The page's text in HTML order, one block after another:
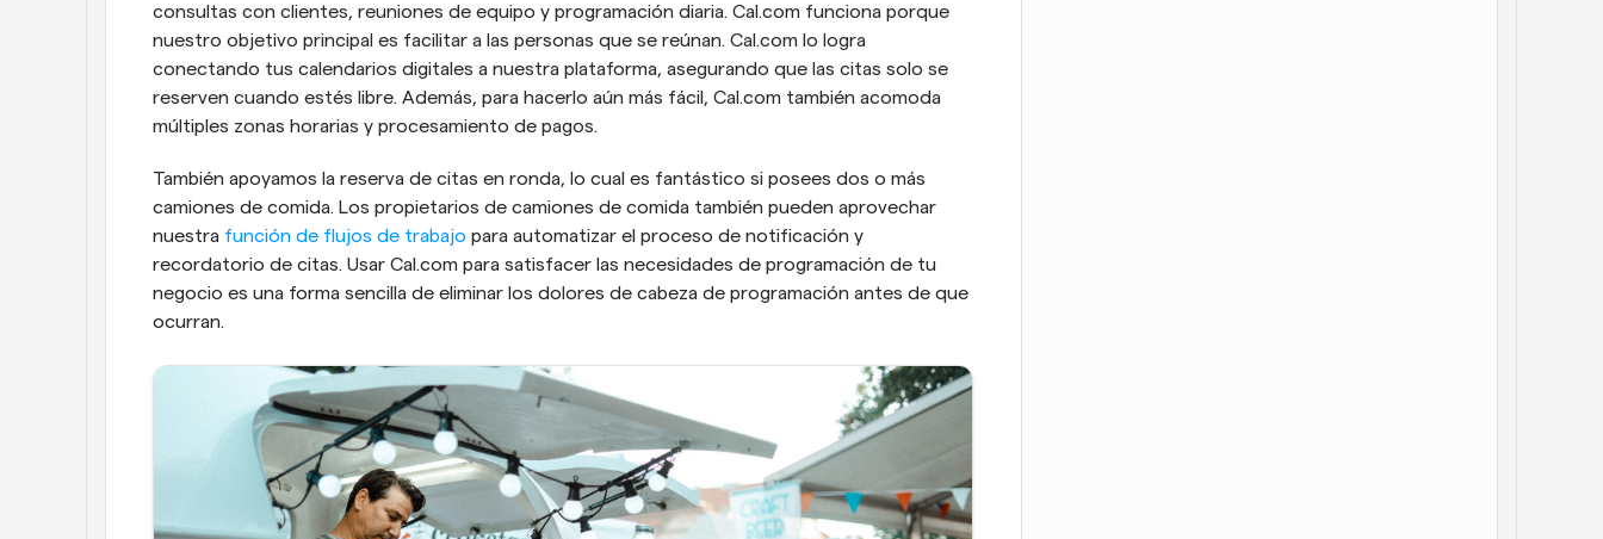
consultas con clientes, reuniones de equipo y programación diaria. Cal.com funciona porque
nuestro objetivo principal es facilitar a las personas que se reúnan. Cal.com lo logra
conectando tus calendarios digitales a nuestra plataforma, asegurando que las citas solo se
reserven cuando estés libre. Además, para hacerlo aún más fácil, Cal.com también acomoda
múltiples zonas horarias y procesamiento de pagos.
También apoyamos la reserva de citas en ronda, lo cual es fantástico si posees dos o más
camiones de comida. Los propietarios de camiones de comida también pueden aprovechar
nuestra función de flujos de trabajo para automatizar el proceso de notificación y
recordatorio de citas. Usar Cal.com para satisfacer las necesidades de programación de tu
negocio es una forma sencilla de eliminar los dolores de cabeza de programación antes de que
ocurran.